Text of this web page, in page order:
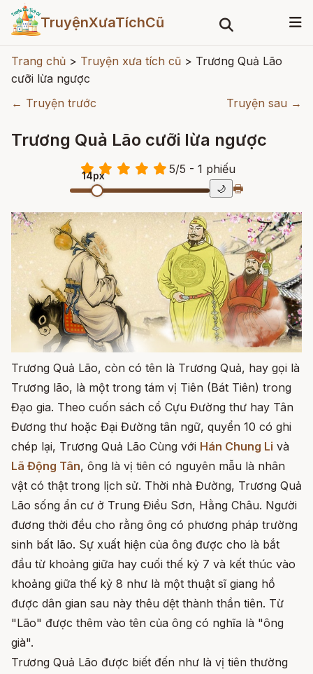
TruyệnXưaTíchCũ
Trang chủ > Truyện xưa tích cũ > Trương Quả Lão
cưỡi lừa ngược
← Truyện trước
Truyện sau →
Trương Quả Lão cưỡi lừa ngược
5/5 - 1 phiếu
14px
🌙 🖶
Trương Quả Lão, còn có tên là Trương Quả, hay gọi là
Trương lão, là một trong tám vị Tiên (Bát Tiên) trong
Đạo gia. Theo cuốn sách cổ Cựu Đường thư hay Tân
Đương thư hoặc Đại Đường tân ngữ, quyển 10 có ghi
chép lại, Trương Quả Lão Cùng với Hán Chung Li và
Lã Động Tân, ông là vị tiên có nguyên mẫu là nhân
vật có thật trong lịch sử. Thời nhà Đường, Trương Quả
Lão sống ẩn cư ở Trung Điều Sơn, Hằng Châu. Người
đương thời đều cho rằng ông có phương pháp trường
sinh bất lão. Sự xuất hiện của ông được cho là bắt
đầu từ khoảng giữa hay cuối thế kỷ 7 và kết thúc vào
khoảng giữa thế kỷ 8 như là một thuật sĩ giang hồ
được dân gian sau này thêu dệt thành thần tiên. Từ
"Lão" được thêm vào tên của ông có nghĩa là "ông
già".
Trương Quả Lão được biết đến như là vị tiên thường